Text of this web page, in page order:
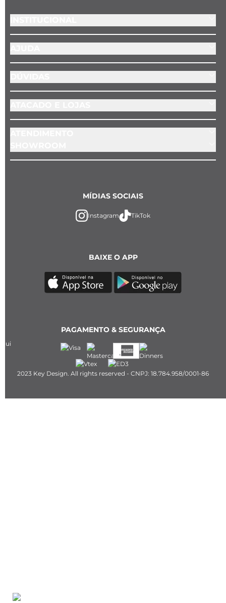
Largura: 1 cm
BAIXE O APP
MÍDIAS SOCIAIS
Instagram TikTok
PAGAMENTO & SEGURANÇA
2023 Key Design. All rights reserved - CNPJ: 18.784.958/0001-86